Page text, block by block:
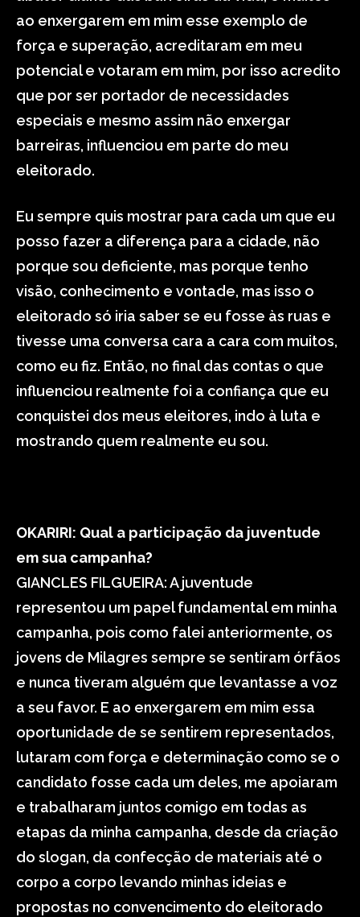
ao enxergarem em mim esse exemplo de
força e superação, acreditaram em meu
potencial e votaram em mim, por isso acredito
que por ser portador de necessidades
especiais e mesmo assim não enxergar
barreiras, influenciou em parte do meu
eleitorado.
Eu sempre quis mostrar para cada um que eu
posso fazer a diferença para a cidade, não
porque sou deficiente, mas porque tenho
visão, conhecimento e vontade, mas isso o
eleitorado só iria saber se eu fosse às ruas e
tivesse uma conversa cara a cara com muitos,
como eu fiz. Então, no final das contas o que
influenciou realmente foi a confiança que eu
conquistei dos meus eleitores, indo à luta e
mostrando quem realmente eu sou.
OKARIRI: Qual a participação da juventude
em sua campanha?
GIANCLES FILGUEIRA: A juventude
representou um papel fundamental em minha
campanha, pois como falei anteriormente, os
jovens de Milagres sempre se sentiram órfãos
e nunca tiveram alguém que levantasse a voz
a seu favor. E ao enxergarem em mim essa
oportunidade de se sentirem representados,
lutaram com força e determinação como se o
candidato fosse cada um deles, me apoiaram
e trabalharam juntos comigo em todas as
etapas da minha campanha, desde da criação
do slogan, da confecção de materiais até o
corpo a corpo levando minhas ideias e
propostas no convencimento do eleitorado